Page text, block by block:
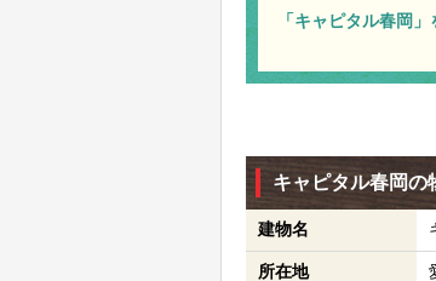
「キャピタル春岡」
キャピタル春岡の
建物名
所在地